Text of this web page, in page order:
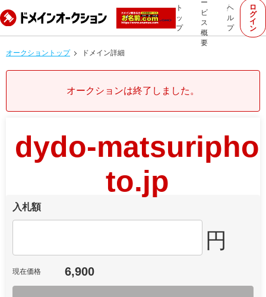
ト
ッ
プ
ー
ビ
ス
概
要
ヘ
ル
プ
ロ
グ
イ
ン
オークショントップ ドメイン詳細
オークションは終了しました。
dydo-matsuripho
to.jp
入札額
円
現在価格 6,900